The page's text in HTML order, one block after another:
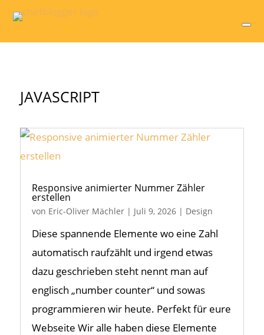
JAVASCRIPT
Responsive animierter Nummer Zähler
erstellen
von Eric-Oliver Mächler| Juli 9, 2026| Design
Diese spannende Elemente wo eine Zahl
automatisch raufzählt und irgend etwas
dazu geschrieben steht nennt man auf
englisch „number counter“ und sowas
programmieren wir heute. Perfekt für eure
Webseite Wir alle haben diese Elemente